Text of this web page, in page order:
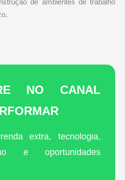
de ambientes de trabalho
NO CANAL
extra, tecnologia,
e oportunidades